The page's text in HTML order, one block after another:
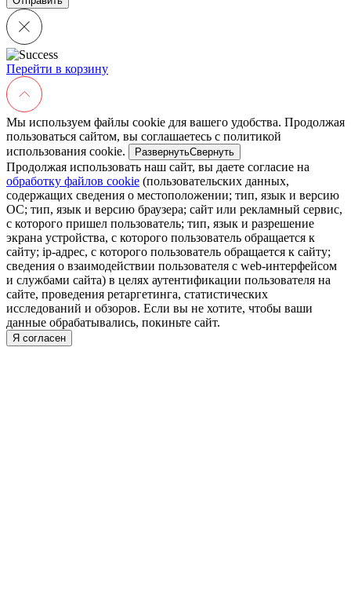
Перейти в корзину
Мы используем файлы cookie для вашего удобства. Продолжая
пользоваться сайтом, вы соглашаетесь с политикой
использования cookie.
РазвернутьСвернуть
Продолжая использовать наш сайт, вы даете согласие на
обработку файлов cookie (пользовательских данных,
содержащих сведения о местоположении; тип, язык и версию
ОС; тип, язык и версию браузера; сайт или рекламный сервис,
с которого пришел пользователь; тип, язык и разрешение
экрана устройства, с которого пользователь обращается к
сайту; ip-адрес, с которого пользователь обращается к сайту;
сведения о взаимодействии пользователя с web-интерфейсом
и службами сайта) в целях аутентификации пользователя на
сайте, проведения ретаргетинга, статистических
исследований и обзоров. Если вы не хотите, чтобы ваши
данные обрабатывались, покиньте сайт.
Я согласен